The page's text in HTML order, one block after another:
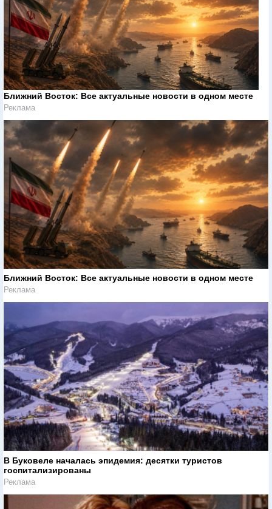
Ближний Восток: Все актуальные новости в одном месте
Реклама
Ближний Восток: Все актуальные новости в одном месте
Реклама
В Буковеле началась эпидемия: десятки туристов
госпитализированы
Реклама